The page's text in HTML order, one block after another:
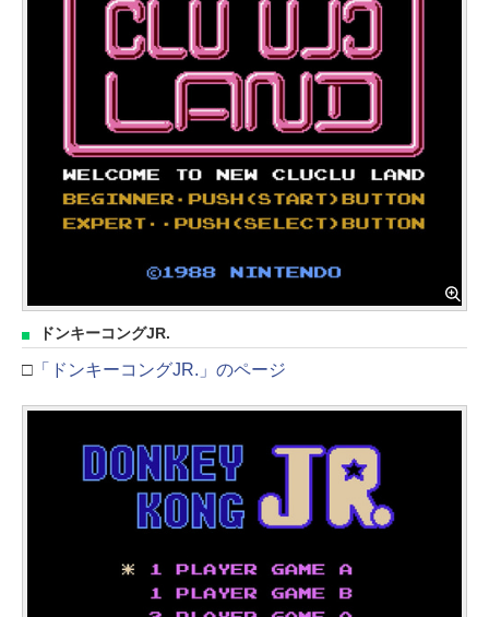
ドンキーコングJR.
□ 「ドンキーコングJR.」のページ